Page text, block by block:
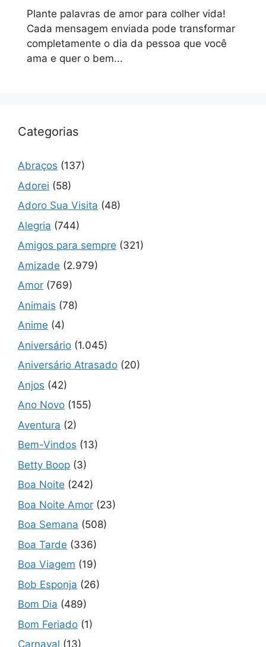
Plante palavras de amor para colher vida!
Cada mensagem enviada pode transformar
completamente o dia da pessoa que você
ama e quer o bem...
Categorias
Abraços (137)
Adorei (58)
Adoro Sua Visita (48)
Alegria (744)
Amigos para sempre (321)
Amizade (2.979)
Amor (769)
Animais (78)
Anime (4)
Aniversário (1.045)
Aniversário Atrasado (20)
Anjos (42)
Ano Novo (155)
Aventura (2)
Bem-Vindos (13)
Betty Boop (3)
Boa Noite (242)
Boa Noite Amor (23)
Boa Semana (508)
Boa Tarde (336)
Boa Viagem (19)
Bob Esponja (26)
Bom Dia (489)
Bom Feriado (1)
Carnaval (13)